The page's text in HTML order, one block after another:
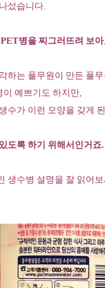
섰습니다.
병을 찌그러뜨려 보
하는 풀무원이 만든 풀
이 예쁘기도 하지만,
수가 이런 모양을 갖게
도록 하기 위해서인거죠.
생수병 설명을 잘 읽어